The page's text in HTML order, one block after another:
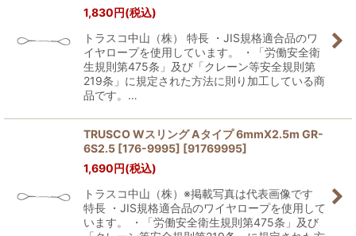
1,830円(税込)
トラスコ中山（株） 特長 ・JIS規格適合品のワ
イヤロープを使用しています。 ・「労働安全衛
生規則第475条」及び「クレーン等安全規則第
219条」に規定された方法に則り加工している商
品です。…
TRUSCO Wスリング Aタイプ 6mmX2.5m GR-
6S2.5 [176-9995] [91769995]
1,690円(税込)
トラスコ中山（株）※掲載写真は代表画像です
特長 ・JIS規格適合品のワイヤロープを使用して
います。 ・「労働安全衛生規則第475条」及び